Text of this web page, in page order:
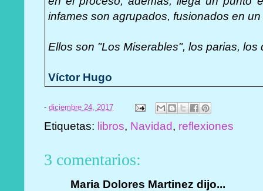
infames son agrupados, fusionados en
Ellos son "Los Miserables", los parias, los
Víctor Hugo
-diciembre 24, 2017
Etiquetas: libros, Navidad, reflexiones
3 comentarios:
Maria Dolores Martinez dijo...